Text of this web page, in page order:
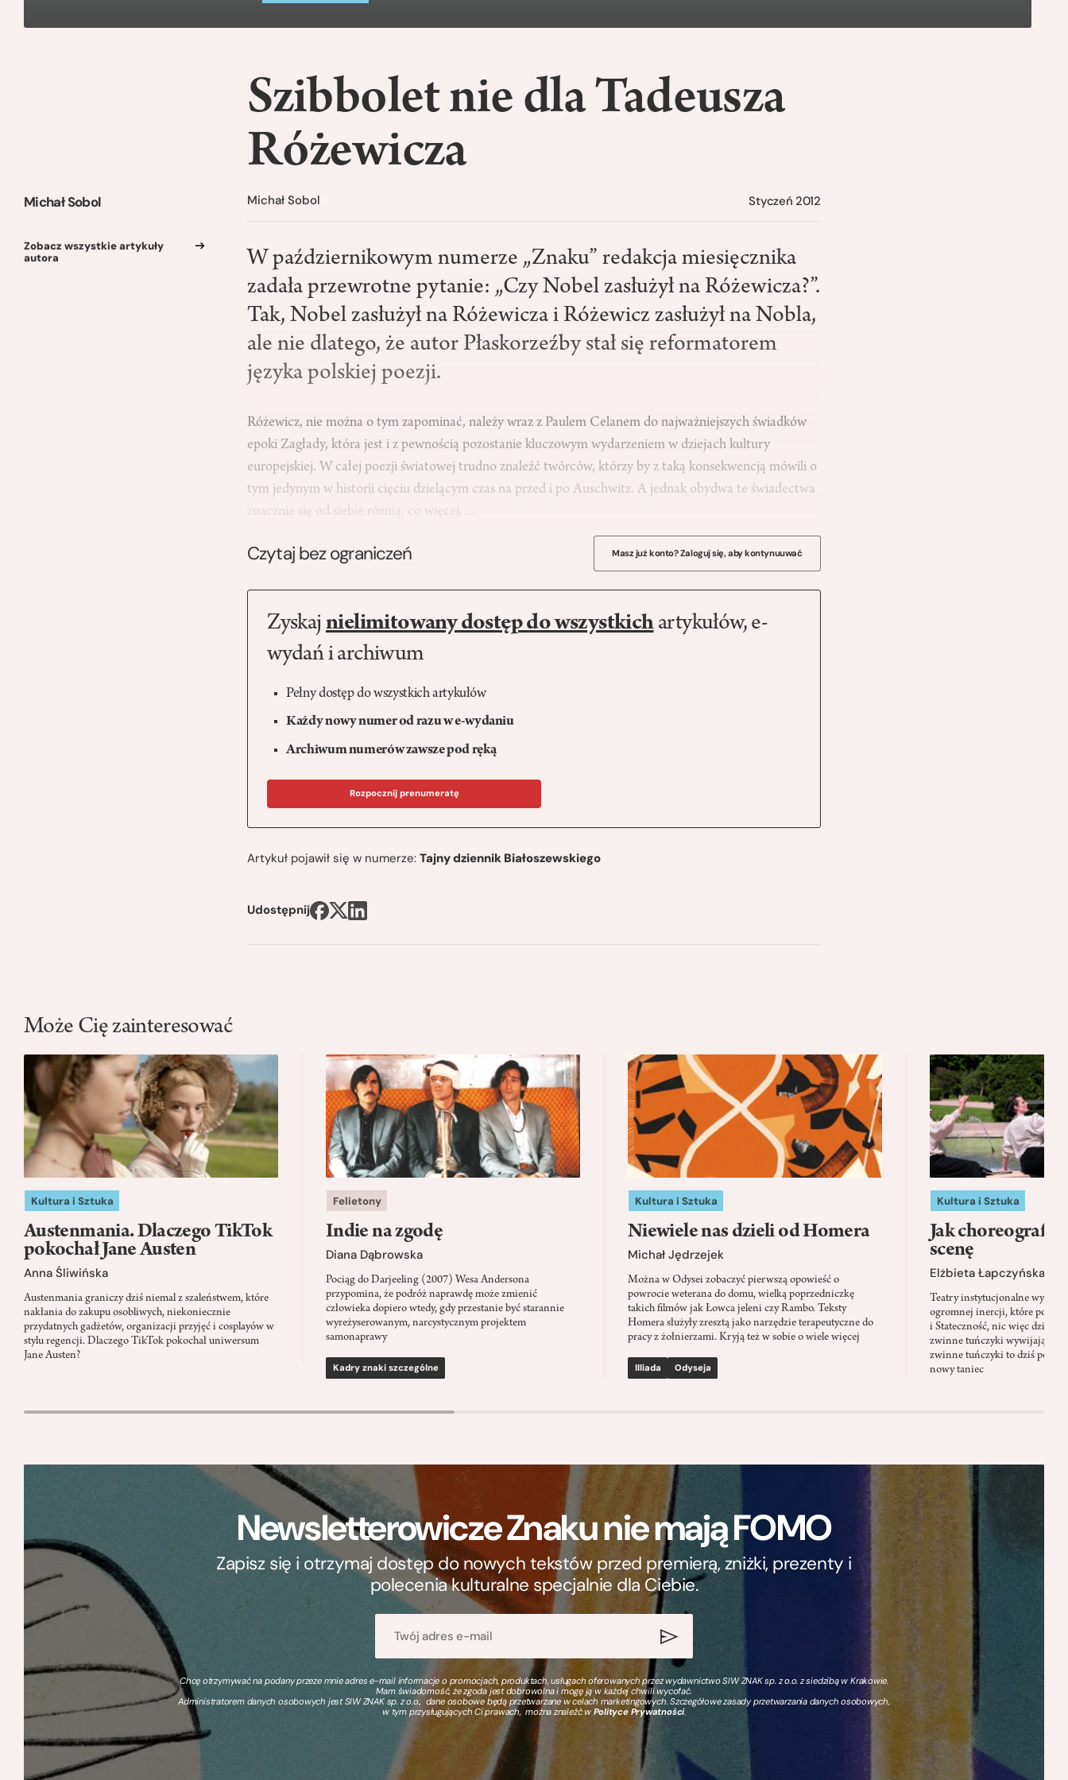
Michał Sobol
Zobacz wszystkie artykuły
autora
Szibbolet nie dla Tadeusza
Różewicza
Michał Sobol Styczeń 2012
W październikowym numerze „Znaku” redakcja miesięcznika
zadała przewrotne pytanie: „Czy Nobel zasłużył na Różewicza?”.
Tak, Nobel zasłużył na Różewicza i Różewicz zasłużył na Nobla,
ale nie dlatego, że autor Płaskorzeźby stał się reformatorem
języka polskiej poezji.
Różewicz, nie można o tym zapominać, należy wraz z Paulem Celanem do najważniejszych świadków
epoki Zagłady, która jest i z pewnością pozostanie kluczowym wydarzeniem w dziejach kultury
europejskiej. W całej poezji światowej trudno znaleźć twórców, którzy by z taką konsekwencją mówili o
tym jedynym w historii cięciu dzielącym czas na przed i po Auschwitz. A jednak obydwa te świadectwa
znacznie się od siebie różnią, co więcej,…
Czytaj bez ograniczeń Masz już konto? Zaloguj się, aby kontynuuwać
Zyskaj nielimitowany dostęp do wszystkichartykułów, e-
wydań i archiwum
Pełny dostęp do wszystkich artykułów
Każdy nowy numer od razu w e-wydaniu
Archiwum numerów zawsze pod ręką
Rozpocznij prenumeratę
Artykuł pojawił się w numerze:Tajny dziennik Białoszewskiego
Udostępnij
Może Cię zainteresować
Kultura i Sztuka
Austenmania. Dlaczego TikTok
pokochał Jane Austen
Anna Śliwińska
Austenmania graniczy dziś niemal z szaleństwem, które
nakłania do zakupu osobliwych, niekoniecznie
przydatnych gadżetów, organizacji przyjęć i cosplayów w
stylu regencji. Dlaczego TikTok pokochał uniwersum
Jane Austen?
Felietony
Indie na zgodę
Diana Dąbrowska
Pociąg do Darjeeling (2007) Wesa Andersona
przypomina, że podróż naprawdę może zmienić
człowieka dopiero wtedy, gdy przestanie być starannie
wyreżyserowanym, narcystycznym projektem
samonaprawy
Kadry znaki szczególne
Kultura i Sztuka
Niewiele nas dzieli od Homera
Michał Jędrzejek
Można w Odysei zobaczyć pierwszą opowieść o
powrocie weterana do domu, wielką poprzedniczkę
takich filmów jak Łowca jeleni czy Rambo. Teksty
Homera służyły zresztą jako narzędzie terapeutyczne do
pracy z żołnierzami. Kryją też w sobie o wiele więcej
Illiada Odyseja
Kultura i Sztuka
Jak
scenę
Elżbieta Łapczyńska
Teatry instytucjonalne
ogromnej inercji, które ponad
i Stateczność, nic więc
zwinne tuńczyki wywijają
zwinne tuńczyki to dziś
nowy taniec
Newsletterowicze Znaku nie mają FOMO
Zapisz się i otrzymaj dostęp do nowych tekstów przed premierą, zniżki, prezenty i
polecenia kulturalne specjalnie dla Ciebie.
Chcę otrzymywać na podany przeze mnie adres e-mail informacje o promocjach, produktach, usługach oferowanych przez wydawnictwo SIW ZNAK sp. z o.o. z siedzibą w Krakowie.
Mam świadomość, że zgoda jest dobrowolna i mogę ją w każdej chwili wycofać.
Administratorem danych osobowych jest SIW ZNAK sp. z o.o., dane osobowe będą przetwarzane w celach marketingowych. Szczegółowe zasady przetwarzania danych osobowych,
w tym przysługujących Ci prawach, można znaleźć wPolityce Prywatności.